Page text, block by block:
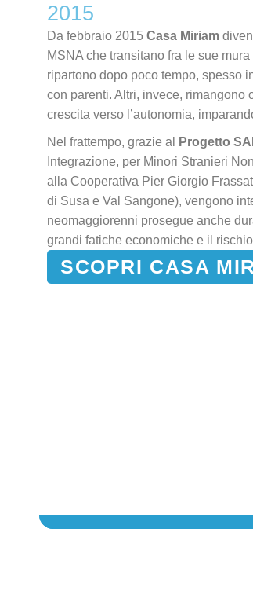
2015
Da febbraio 2015 Casa Miriam
MSNA che transitano fra le sue
ripartono dopo poco tempo, spesso
con parenti. Altri, invece, rimangono
crescita verso l’autonomia,
Nel frattempo, grazie al Progetto
Integrazione, per Minori Stranieri
alla Cooperativa Pier Giorgio
di Susa e Val Sangone), vengono
neomaggiorenni prosegue anche
grandi fatiche economiche e il
SCOPRI CASA